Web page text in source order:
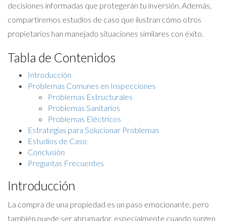
decisiones informadas que protegerán tu inversión. Además,
compartiremos estudios de caso que ilustran cómo otros
propietarios han manejado situaciones similares con éxito.
Tabla de Contenidos
Introducción
Problemas Comunes en Inspecciones
Problemas Estructurales
Problemas Sanitarios
Problemas Eléctricos
Estrategias para Solucionar Problemas
Estudios de Caso
Conclusión
Preguntas Frecuentes
Introducción
La compra de una propiedad es un paso emocionante, pero
también puede ser abrumador, especialmente cuando surgen